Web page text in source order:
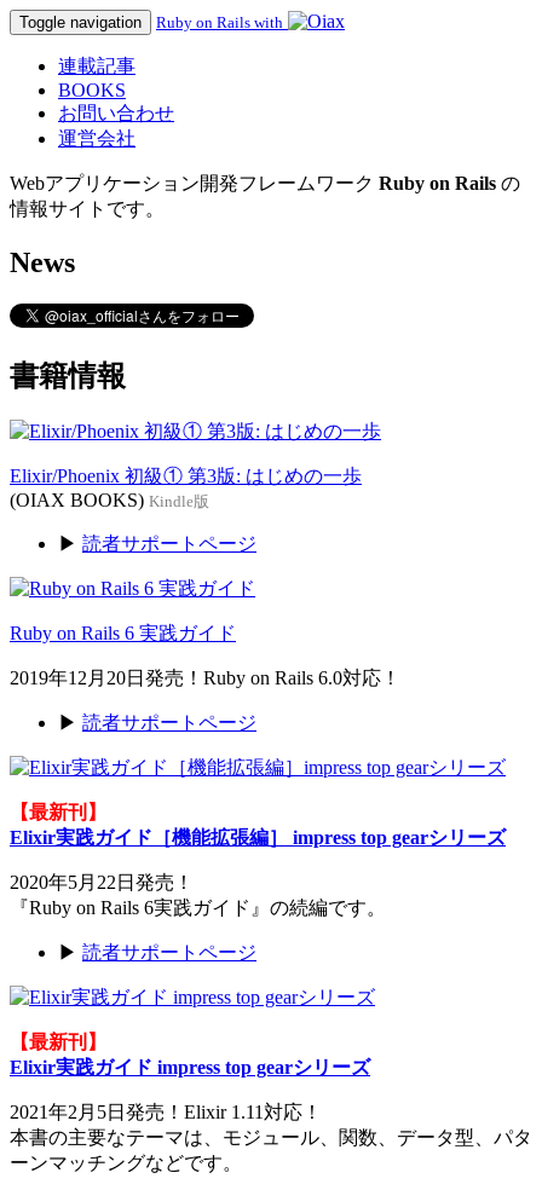
Toggle navigation Ruby on Rails with
連載記事
BOOKS
お問い合わせ
運営会社
Webアプリケーション開発フレームワーク Ruby on Rails の
情報サイトです。
News
書籍情報
Elixir/Phoenix 初級① 第3版: はじめの一歩
(OIAX BOOKS) Kindle版
▶ 読者サポートページ
Ruby on Rails 6 実践ガイド
2019年12月20日発売！Ruby on Rails 6.0対応！
▶ 読者サポートページ
【最新刊】
Elixir実践ガイド［機能拡張編］ impress top gearシリーズ
2020年5月22日発売！
『Ruby on Rails 6実践ガイド』の続編です。
▶ 読者サポートページ
【最新刊】
Elixir実践ガイド impress top gearシリーズ
2021年2月5日発売！Elixir 1.11対応！
本書の主要なテーマは、モジュール、関数、データ型、パタ
ーンマッチングなどです。